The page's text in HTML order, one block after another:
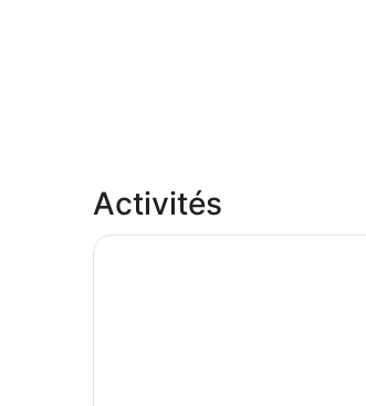
Activités
Visite guidée privée d'une